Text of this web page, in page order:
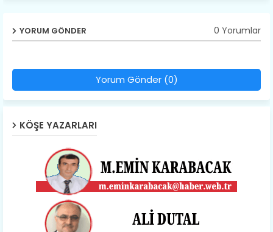
YORUM GÖNDER 0 Yorumlar
Yorum Gönder (0)
KÖŞE YAZARLARI